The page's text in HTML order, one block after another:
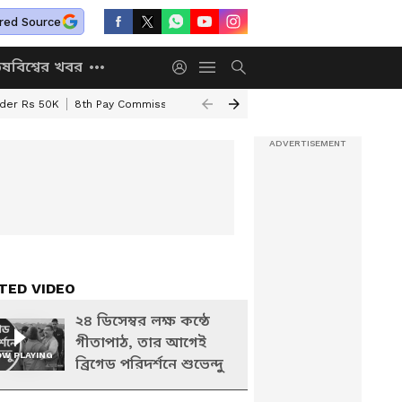
Source
বিশ্বের খবর
Rs 50K 8th Pay Commission Chhatravriti Yojana
VIDEO
PLAYING
২৪ ডিসেম্বর লক্ষ কন্ঠে
গীতাপাঠ, তার আগেই
ব্রিগেড পরিদর্শনে শুভেন্দু